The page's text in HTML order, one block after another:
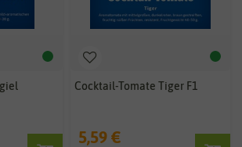
Cocktail-Tomate Tiger F1
5,59 €